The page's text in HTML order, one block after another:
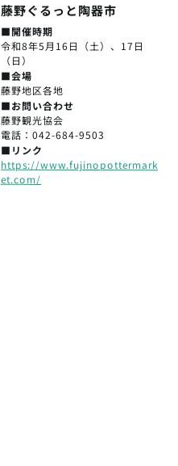
藤野ぐるっと陶器市
■開催時期
令和8年5月16日（土）、17日
（日）
■会場
藤野地区各地
■お問い合わせ
藤野観光協会
電話：042-684-9503
■リンク
https://www.fujinopottermark
et.com/